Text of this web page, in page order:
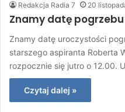
Redakcja Radia 7 20
Znamy datę
Znamy datę uroczystości
starszego aspiranta Roberta
rozpocznie się jutro o 12.00.
Czytaj dalej »